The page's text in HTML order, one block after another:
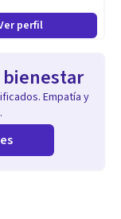
Indagación
de formación y
que
perfil
bienestar
Empatía y